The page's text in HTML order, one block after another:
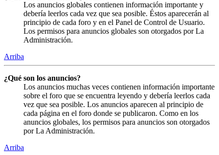
Los anuncios globales contienen información importante y
debería leerlos cada vez que sea posible. Éstos aparecerán al
principio de cada foro y en el Panel de Control de Usuario.
Los permisos para anuncios globales son otorgados por La
Administración.
Arriba
¿Qué son los anuncios?
Los anuncios muchas veces contienen información importante
sobre el foro que se encuentra leyendo y debería leerlos cada
vez que sea posible. Los anuncios aparecen al principio de
cada página en el foro donde se publicaron. Como en los
anuncios globales, los permisos para anuncios son otorgados
por La Administración.
Arriba